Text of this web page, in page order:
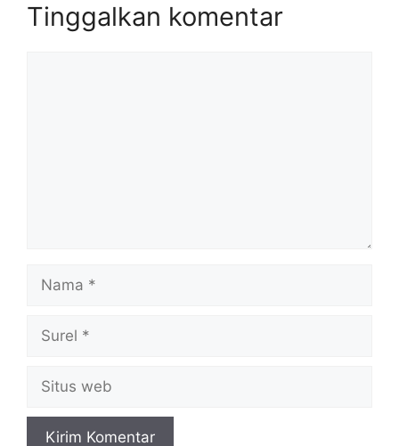
Tinggalkan komentar
Nama
Surel
Situs
web